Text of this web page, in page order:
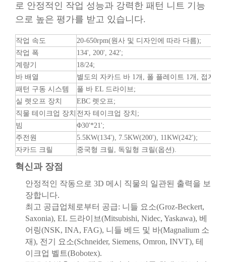
로 안정적인 작업 성능과 강력한 패턴 니트 기능
으로 높은 평가를 받고 있습니다.
작업 속도
20-650rpm(원사 및 디자인에 따라 다름);
작업 폭
134', 200', 242';
계량기
18/24;
바 배열
별도의 자카드 바 1개, 폴 플레이트 1개, 접지 바
패턴 구동 시스템
풀 바 EL 드라이브;
실 렛오프 장치
EBC 렛오프;
직물 테이크업 장치 전자 테이크업 장치;
빔
Φ30'*21';
주전원
5.5KW(134'), 7.5KW(200'), 11KW(242');
자카드 크릴
중국형 크릴, 독일형 크릴(옵션).
혁신과 장점
안정적인 작동으로 3D 메시 직물의 일관된 출력을 보
장합니다.
최고 공급업체로부터 공급: 니들 요소(Groz-Beckert,
Saxonia), EL 드라이브(Mitsubishi, Nidec, Yaskawa), 베
어링(NSK, INA, FAG), 니들 베드 및 바(Magnalium 소
재), 전기 요소(Schneider, Siemens, Omron, INVT), 테
이크업 벨트(Bobotex).